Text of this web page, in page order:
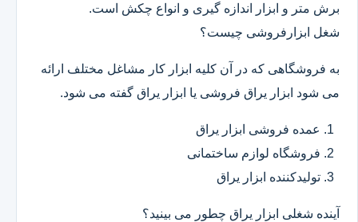
برش متر و ابزار اندازه گیری و انواع چکش است.
شغل ابزارفروشی چیست؟
به فروشگاهی که در آن کلیه ابزار کار مشاغل مختلف ارائه
می شود ابزار یراق فروشی یا ابزار یراق گفته می شود.
عمده فروشی ابزار یراق
فروشگاه لوازم ساختمانی
تولیدکننده ابزار یراق
آینده شغلی ابزار یراق چطور می بینید؟